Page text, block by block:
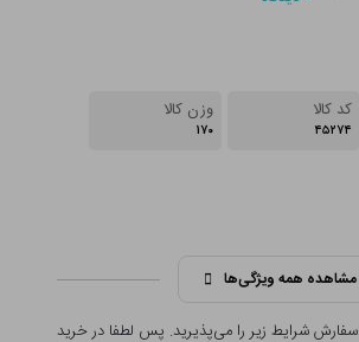
کد کالا
۴۵۲۷۴
وزن کالا
۱۷۰
مشاهده همه ویژگی‌ها
شرایط زیر را می‌پذیرید. پس لطفا در خرید